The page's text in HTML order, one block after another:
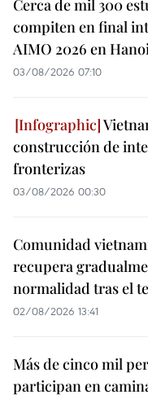
Cerca de mil 300
compiten en final
AIMO 2026 en
03/08/2026 07:10
construcción de
fronterizas
03/08/2026 00:30
Comunidad
recupera
normalidad tras el
02/08/2026 13:41
Más de cinco mil
participan en